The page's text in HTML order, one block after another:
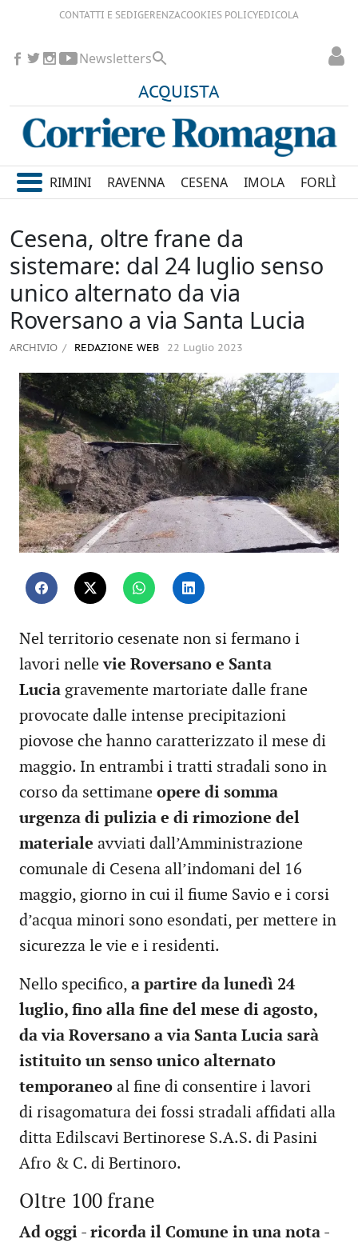
CONTATTI E SEDIGERENZACOOKIES POLICYEDICOLA
ACQUISTA
Newsletters
RIMINI RAVENNA CESENA IMOLA FORLÌ
Cesena, oltre frane da
sistemare: dal 24 luglio senso
unico alternato da via
Roversano a via Santa Lucia
ARCHIVIO REDAZIONE WEB 22 Luglio 2023
Nel territorio cesenate non si fermano i
lavori nellevie Roversano e Santa
Lucia gravemente martoriate dalle frane
provocate dalle intense precipitazioni
piovose che hanno caratterizzato il mese di
maggio. In entrambi i tratti stradali sono in
corso da settimane opere di somma
urgenza di pulizia e di rimozione del
materiale avviati dall’Amministrazione
comunale di Cesena all’indomani del 16
maggio, giorno in cui il fiume Savio e i corsi
d’acqua minori sono esondati, per mettere in
sicurezza le vie e i residenti.
Nello specifico, a partire da lunedì 24
luglio, fino alla fine del mese di agosto,
da via Roversano a via Santa Lucia sarà
istituito un senso unico alternato
temporaneo al fine di consentire i lavori
di risagomatura dei fossi stradali affidati alla
ditta Edilscavi Bertinorese S.A.S. di Pasini
Afro & C. di Bertinoro.
Oltre 100 frane
Ad oggi - ricorda il Comune in una nota -